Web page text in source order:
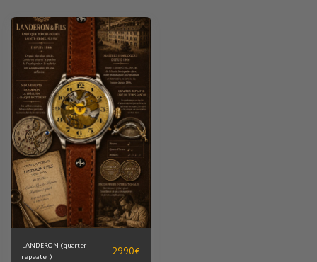
LANDERON (quarter
repeater)
2990€